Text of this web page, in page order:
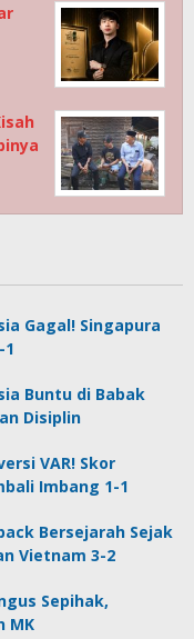
Gagal! Singapura
1
Buntu di Babak
Disiplin
VAR! Skor
Imbang 1-1
Bersejarah Sejak
Vietnam 3-2
Sepihak,
MK